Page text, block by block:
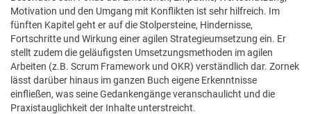
Motivation und den Umgang mit Konflikten ist sehr hilfreich. Im
fünften Kapitel geht er auf die Stolpersteine, Hindernisse,
Fortschritte und Wirkung einer agilen Strategieumsetzung ein. Er
stellt zudem die geläufigsten Umsetzungsmethoden im agilen
Arbeiten (z.B. Scrum Framework und OKR) verständlich dar. Zornek
lässt darüber hinaus im ganzen Buch eigene Erkenntnisse
einfließen, was seine Gedankengänge veranschaulicht und die
Praxistauglichkeit der Inhalte unterstreicht.